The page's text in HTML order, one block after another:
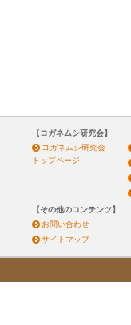
【コガネムシ研究会】
コガネムシ研究会
トップページ
【その他のコンテンツ】
お問い合わせ
サイトマップ